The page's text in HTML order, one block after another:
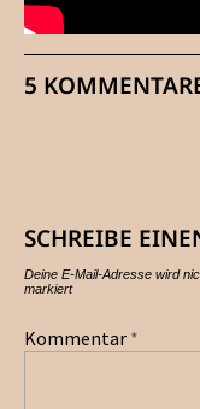
5
SCHREIBE
Deine E-Mail-Adresse wird
markiert
Kommentar *